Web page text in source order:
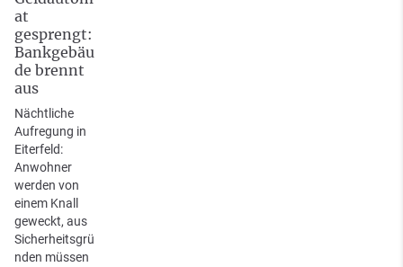
at
gesprengt:
Bankgebäu
de brennt
aus
Nächtliche
Aufregung in
Eiterfeld:
Anwohner
werden von
einem Knall
geweckt, aus
Sicherheitsgrü
nden müssen